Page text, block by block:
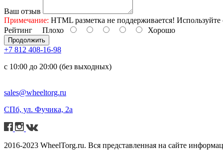
Ваш отзыв
Примечание: HTML разметка не поддерживается!
Рейтинг Плохо Хорошо
Продолжить
+7 812 408-16-98
с 10:00 до 20:00 (без выходных)
sales@wheeltorg.ru
СПб, ул. Фучика, 2а
2016-2023 WheelTorg.ru. Вся представленная на сайте